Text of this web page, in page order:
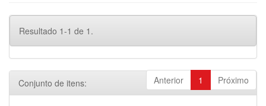
Resultado 1-1 de 1.
Anterior 1 Próximo
Conjunto de itens: